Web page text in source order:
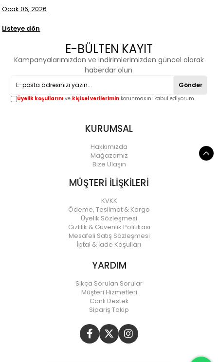
Ocak 06, 2026
Listeye dön
E-BÜLTEN KAYIT
Kampanyalarımızdan ve indirimlerimizden güncel olarak
haberdar olun.
Gönder
Üyelik koşullarını ve kişisel verilerimin korunmasını kabul ediyorum.
KURUMSAL
Hakkımızda
Mağazamız
Bize Ulaşın
MÜŞTERİ İLİŞKİLERİ
KVKK
Ödeme, Teslimat & Kargo
Üyelik Sözleşmesi
Gizlilik & Güvenlik Politikası
Mesafeli Satış Sözleşmesi
İptal & İade Koşulları
YARDIM
Sıkça Sorulan Sorular
Müşteri Hizmetleri
Canlı Destek
Sipariş Takip